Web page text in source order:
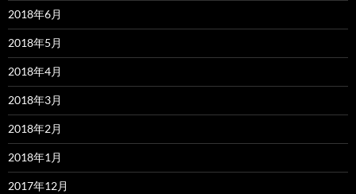
2018年6月
2018年5月
2018年4月
2018年3月
2018年2月
2018年1月
2017年12月